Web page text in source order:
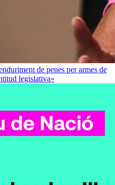
de penes per armes de
legislativa»